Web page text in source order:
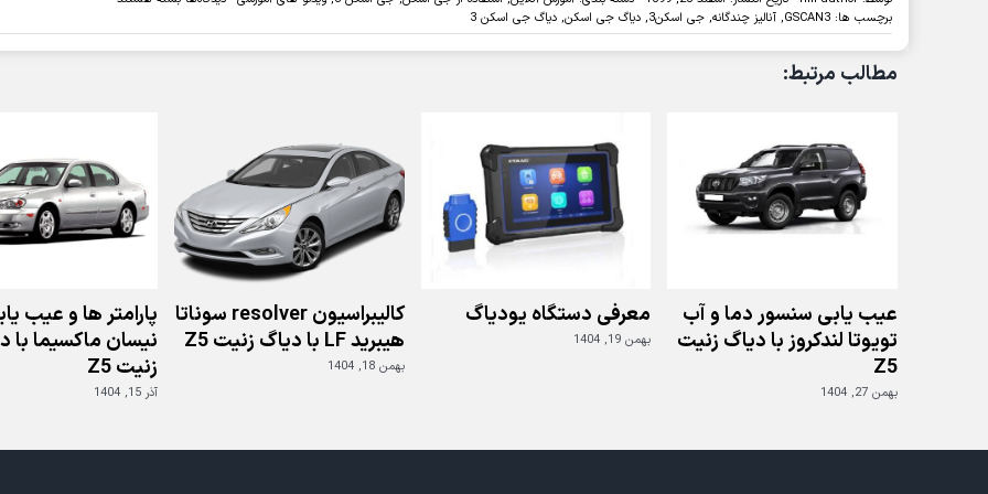
آنالیز
چند
برچسب ها: GSCAN3
, آنالیز چندگانه, جی اسکن3 , دیاگ جی اسکن, دیاگ جی اسکن 3
مطالب مرتبط:
عیب یابی سنسور دما و آب
تویوتا لندکروز با دیاگ زنیت
Z5
بهمن 27, 1404
معرفی دستگاه یودیاگ
بهمن 19, 1404
کالیبراسیون resolver سوناتا
هیبرید LF با دیاگ زنیت Z5
بهمن 18, 1404
پارامتر ها و عیب
نیسان ماکسیما با
زنیت Z5
آذر 15, 1404